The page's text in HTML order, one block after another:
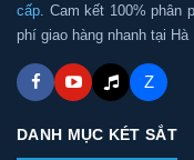
cấp . Cam kết 100% phân
phí giao hàng nhanh tại
Z
DANH MỤC KÉT SẮT